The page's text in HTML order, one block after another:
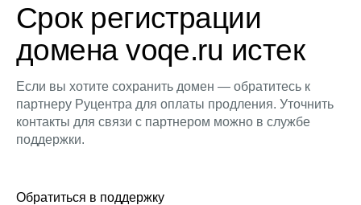
Срок регистрации
домена voqe.ru истек
Если вы хотите сохранить домен — обратитесь к
партнеру Руцентра для оплаты продления. Уточнить
контакты для связи с партнером можно в службе
поддержки.
Обратиться в поддержку